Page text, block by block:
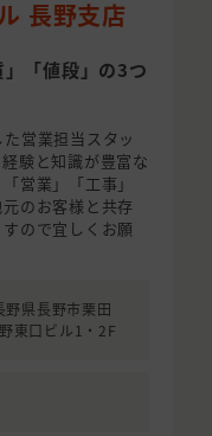
長野支店
」「値段」の3つ
営業担当スタッ
験と知識が豊富な
営業」「工事」
のお客様と共存
ので宜しくお願
県長野市栗田
東口ビル1・2F